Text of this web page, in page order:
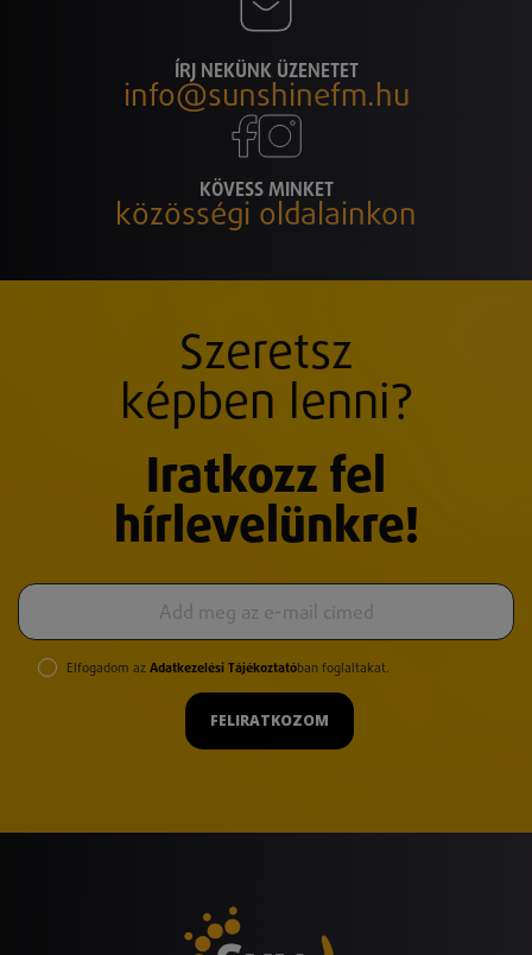
ÍRJ NEKÜNK ÜZENETET
info@sunshinefm.hu
KÖVESS MINKET
közösségi oldalainkon
Szeretsz
képben lenni?
Iratkozz fel
hírlevelünkre!
Elfogadom az Adatkezelési Tájékoztatóban foglaltakat.
FELIRATKOZOM